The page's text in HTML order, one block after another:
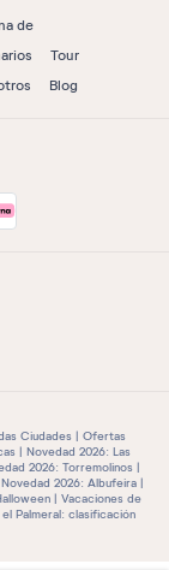
de
Tour
Blog
Ciudades
Ofertas
Novedad 2026: Las
2026: Torremolinos
Novedad 2026: Albufeira
Vacaciones de
Palmeral: clasificación